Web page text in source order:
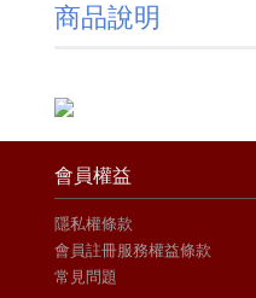
商品說明
會員權益
隱私權條款
會員註冊服務權益條款
常見問題